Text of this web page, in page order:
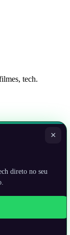
tech.
×
direto no seu